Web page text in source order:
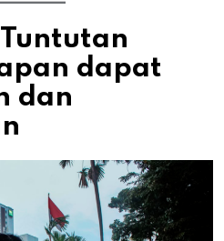
dapat
dan